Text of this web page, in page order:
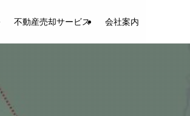
不動産売却サービス 会社案内